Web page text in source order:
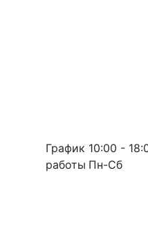
График
работы
10:00 -
Пн-Сб